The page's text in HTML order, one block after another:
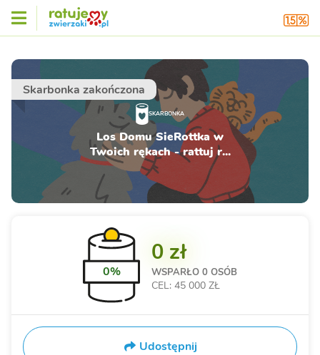
Skarbonka zakończona
SKARBONKA
Los Domu SieRottka w
Twoich rękach - rattuj r...
0%
0 zł
WSPARŁO 0 OSÓB
CEL: 45 000 ZŁ
Udostępnij